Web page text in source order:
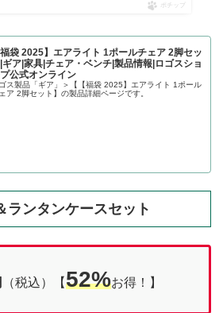
ポチップ
福袋 2025】エアライト 1ポールチェア 2脚セッ
|ギア|家具|チェア・ベンチ|製品情報|ロゴスショ
公式オンライン
ス製品「ギア」＞【【福袋 2025】エアライト 1ポール
ア 2脚セット】の製品詳細ページです。
ランタンケースセット
（税込）【52%お得！】